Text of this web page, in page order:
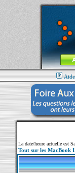
MacBook-fr.com :
Aller au
Aide
La date/heure actuelle est
Tout sur les MacBook